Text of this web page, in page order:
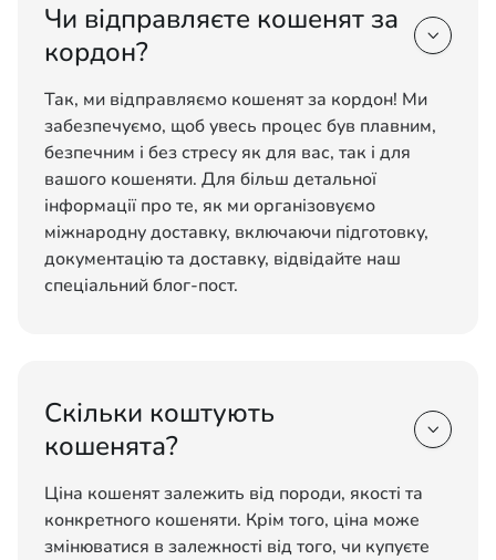
Чи відправляєте кошенят за
кордон?

Так, ми відправляємо кошенят за кордон! Ми
забезпечуємо, щоб увесь процес був плавним,
безпечним і без стресу як для вас, так і для
вашого кошеняти. Для більш детальної
інформації про те, як ми організовуємо
міжнародну доставку, включаючи підготовку,
документацію та доставку, відвідайте наш
спеціальний блог-пост.
Скільки коштують
кошенята?

Ціна кошенят залежить від породи, якості та
конкретного кошеняти. Крім того, ціна може
змінюватися в залежності від того, чи купуєте